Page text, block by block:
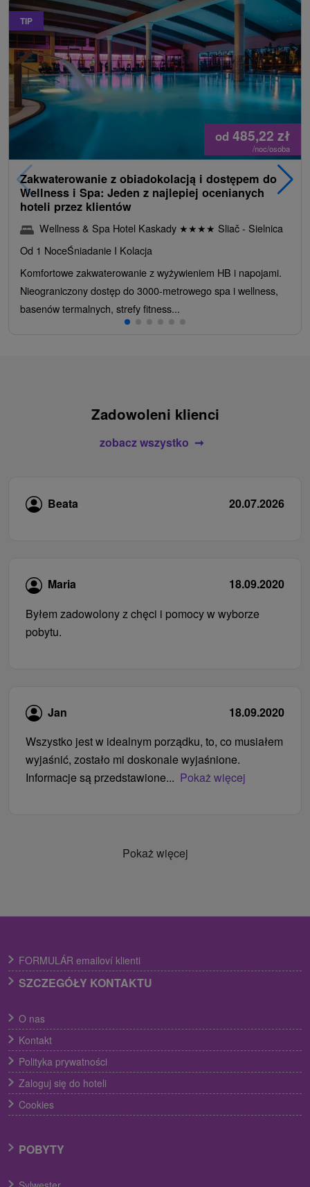
TIP
od 485,22 zł
/noc/osoba
Zakwaterowanie z obiadokolacją i dostępem do
Wellness i Spa: Jeden z najlepiej ocenianych
hoteli przez klientów
Wellness & Spa Hotel Kaskady ★★★★ Sliač - Sielnica
Od 1 NoceŚniadanie I Kolacja
Komfortowe zakwaterowanie z wyżywieniem HB i napojami.
Nieograniczony dostęp do 3000-metrowego spa i wellness,
basenów termalnych, strefy fitness...
Zadowoleni klienci
zobacz wszystko
Beata 20.07.2026
Maria
18.09.2020
Byłem zadowolony z chęci i pomocy w wyborze
pobytu.
Jan
18.09.2020
Wszystko jest w idealnym porządku, to, co musiałem
wyjaśnić, zostało mi doskonale wyjaśnione.
Informacje są przedstawione... Pokaż więcej
Pokaż więcej
FORMULÁR emailoví klienti
SZCZEGÓŁY KONTAKTU
O nas
Kontakt
Polityka prywatności
Zaloguj się do hoteli
Cookies
POBYTY